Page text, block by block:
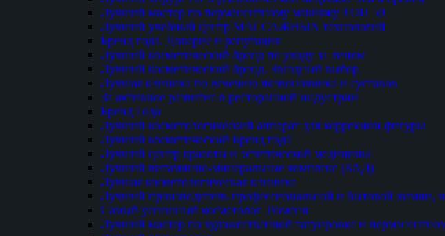
Лучший мастер по перманентному макияжу ТОП 50
Лучший учебный центр МАССАЖНЫХ технологий
Бренд года. Доверие и репутация
Лучший косметический бренд по уходу за лицом
Лучший косметический бренд. Звездный выбор
Лучшая клиника по лечению позвоночника и суставов
За активное развитие в ресторанной индустрии
Бренд Года
Лучший косметологический аппарат для коррекции фигуры
Лучший косметический Бренд года
Лучший центр красоты и эстетической медицины
Лучший витаминно-минеральные комплекс (БАД)
Лучшая косметологическая клиника
Лучший производитель профессиональной и бытовой химии,
Самый успешный косметолог Тюмени
Лучший мастер по художественной татуировке и